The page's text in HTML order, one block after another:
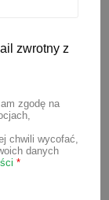
pytanie
i uczy
nie
zwrotny z
zgodę na
chwili wycofać,
danych
*